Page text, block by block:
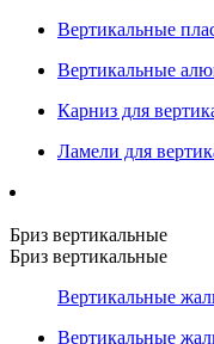
Вертикальные
Вертикальные
Карниз для
Ламели для
Бриз вертикальные
Бриз вертикальные
Вертикальные
Вертикальные